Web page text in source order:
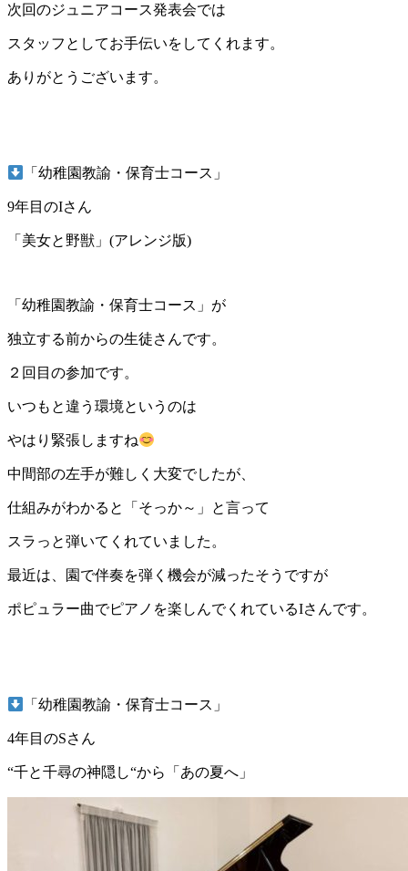
次回のジュニアコース発表会では
スタッフとしてお手伝いをしてくれます。
ありがとうございます。
「幼稚園教諭・保育士コース」
9年目のIさん
「美女と野獣」(アレンジ版)
「幼稚園教諭・保育士コース」が
独立する前からの生徒さんです。
２回目の参加です。
いつもと違う環境というのは
やはり緊張しますね
中間部の左手が難しく大変でしたが、
仕組みがわかると「そっか～」と言って
スラっと弾いてくれていました。
最近は、園で伴奏を弾く機会が減ったそうですが
ポピュラー曲でピアノを楽しんでくれているIさんです。
「幼稚園教諭・保育士コース」
4年目のSさん
“千と千尋の神隠し“から「あの夏へ」